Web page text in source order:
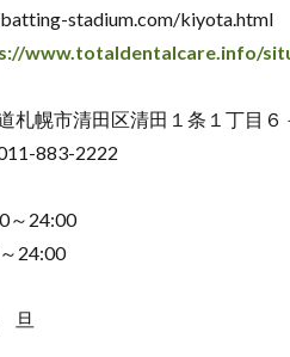
stadium.com/kiyota.html
www.totaldentalcare.info/
札幌市清田区清田１条１丁目６
883-2222
24:00
24:00
旦